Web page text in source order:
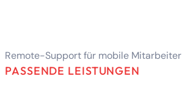
Remote-Support für mobile Mitarbeiter
PASSENDE LEISTUNGEN